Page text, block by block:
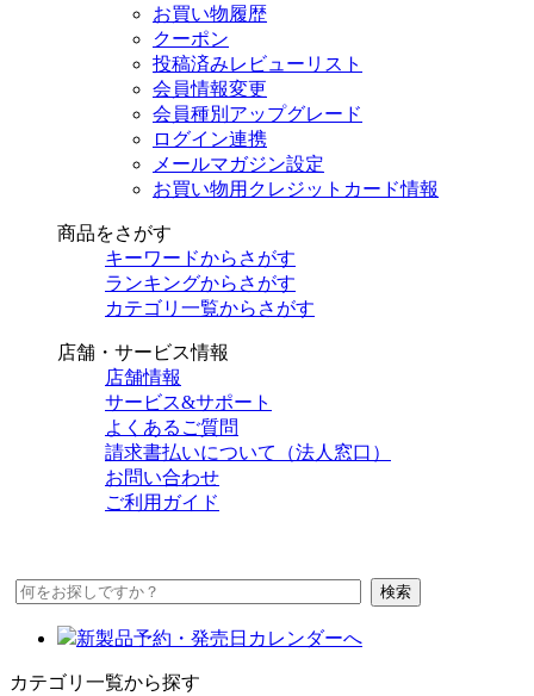
お買い物履歴
クーポン
投稿済みレビューリスト
会員情報変更
会員種別アップグレード
ログイン連携
メールマガジン設定
お買い物用クレジットカード情報
商品をさがす
キーワードからさがす
ランキングからさがす
カテゴリ一覧からさがす
店舗・サービス情報
店舗情報
サービス&サポート
よくあるご質問
請求書払いについて（法人窓口）
お問い合わせ
ご利用ガイド
新製品予約・発売日カレンダーへ
カテゴリ一覧から探す